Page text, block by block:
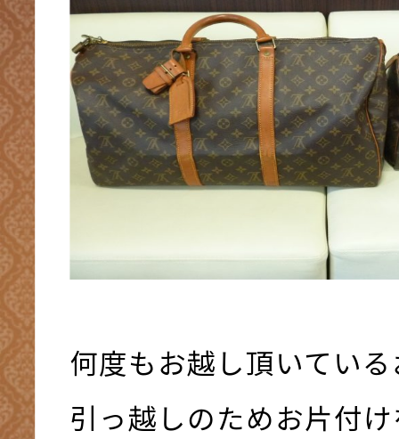
何度もお越し頂いてい
引っ越しのためお片付